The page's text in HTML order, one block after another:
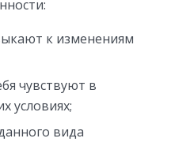
к изменениям
чувствуют в
условиях;
вида